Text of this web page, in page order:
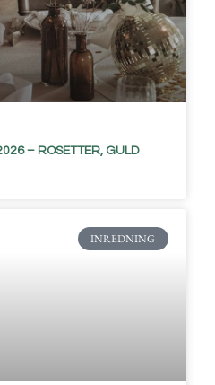
– ROSETTER, GULD
INREDNING